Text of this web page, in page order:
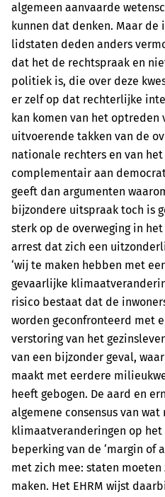
algemeen aanvaarde
kunnen dat denken. Maar
lidstaten deden anders
dat het de rechtspraak en
politiek is, die over deze
er zelf op dat rechterlijke
kan komen van het optreden
uitvoerende takken van de
nationale rechters en van het
complementair aan
geeft dan argumenten
bijzondere uitspraak toch is
sterk op de overweging in
arrest dat zich een
‘wij te maken hebben met
gevaarlijke
risico bestaat dat de
worden geconfronteerd met
verstoring van het
van een bijzonder geval,
maakt met eerdere
heeft gebogen. De aard en
algemene consensus van wat
klimaatveranderingen op
beperking van de ‘margin of
met zich mee: staten
maken. Het EHRM wijst